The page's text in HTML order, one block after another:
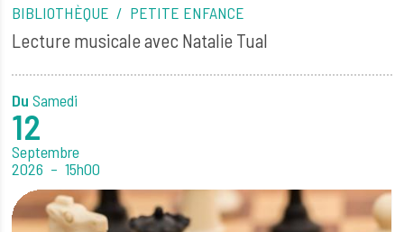
BIBLIOTHÈQUE PETITE ENFANCE
Lecture musicale avec Natalie Tual
DuSamedi
12
Septembre
2026
15h00